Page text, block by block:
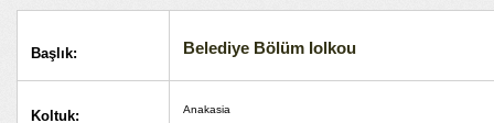
Başlık: Belediye Bölüm Iolkou
Koltuk: Anakasia